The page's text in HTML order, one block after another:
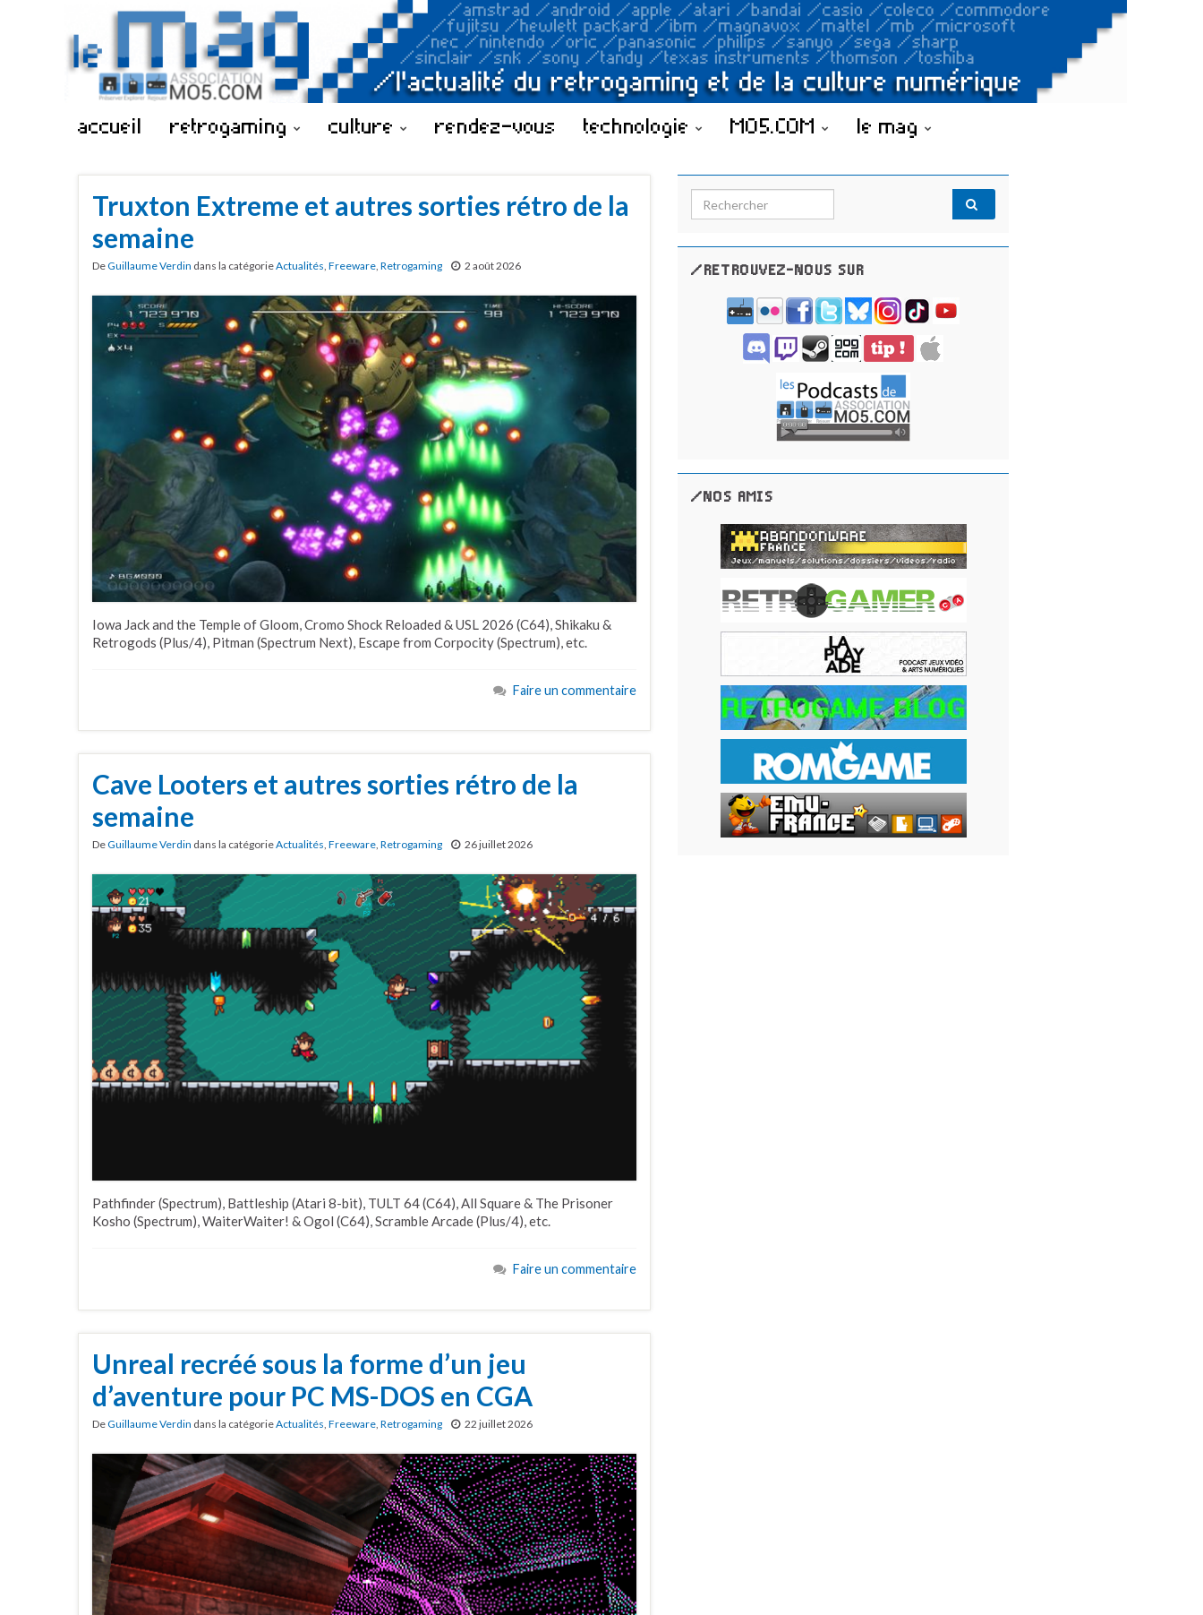
accueil retrogaming culture rendez-vous technologie MO5.COM le mag
Truxton Extreme et autres sorties rétro de la
semaine
DeGuillaume Verdin dans la catégorieActualités, Freeware, Retrogaming 2 août 2026
Iowa Jack and the Temple of Gloom, Cromo Shock Reloaded & USL 2026 (C64), Shikaku &
Retrogods (Plus/4), Pitman (Spectrum Next), Escape from Corpocity (Spectrum), etc.
Faire un commentaire
Cave Looters et autres sorties rétro de la
semaine
DeGuillaume Verdin dans la catégorieActualités, Freeware, Retrogaming 26 juillet 2026
Pathfinder (Spectrum), Battleship (Atari 8-bit), TULT 64 (C64), All Square & The Prisoner
Kosho (Spectrum), WaiterWaiter! & Ogol (C64), Scramble Arcade (Plus/4), etc.
Faire un commentaire
Unreal recréé sous la forme d’un jeu
d’aventure pour PC MS-DOS en CGA
DeGuillaume Verdin dans la catégorieActualités Freeware Retrogaming 22 juillet 2026
Search for:
/RETROUVEZ-NOUS SUR
/NOS AMIS